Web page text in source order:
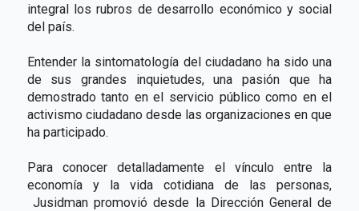
integral los rubros de desarrollo económico y social
del país.
Entender la sintomatología del ciudadano ha sido una
de sus grandes inquietudes, una pasión que ha
demostrado tanto en el servicio público como en el
activismo ciudadano desde las organizaciones en que
ha participado.
Para conocer detalladamente el vínculo entre la
economía y la vida cotidiana de las personas,
Jusidman promovió desde la Dirección General de